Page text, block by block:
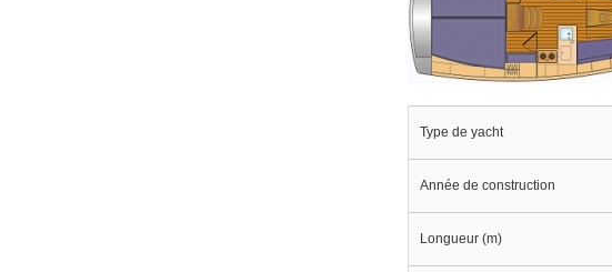
Type de yacht
Année de construction
Longueur (m)